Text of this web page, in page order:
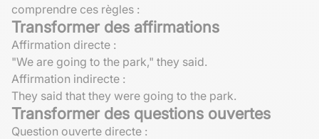
comprendre ces règles :
Transformer des affirmations
Affirmation directe :
"We are going to the park," they said.
Affirmation indirecte :
They said that they were going to the park.
Transformer des questions ouvertes
Question ouverte directe :